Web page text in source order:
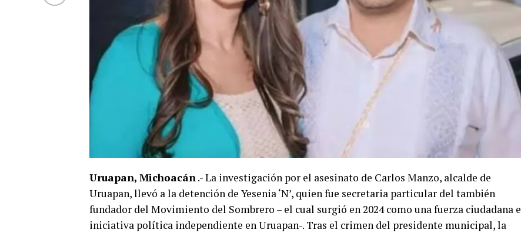
Uruapan, Michoacán.- La investigación por el asesinato de Carlos Manzo, alcalde de
Uruapan, llevó a la detención de Yesenia ‘N’, quien fue secretaria particular del también
fundador del Movimiento del Sombrero – el cual surgió en 2024 como una fuerza ciudadana e
iniciativa política independiente en Uruapan-. Tras el crimen del presidente municipal, la